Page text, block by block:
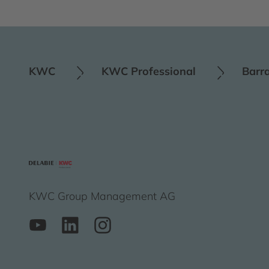
KWC KWC Professional
KWC Group Management AG